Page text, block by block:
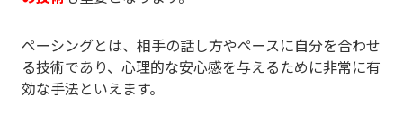
ペーシングとは、相手の話し方やペースに自分を合わせ
る技術であり、心理的な安心感を与えるために非常に有
効な手法といえます。